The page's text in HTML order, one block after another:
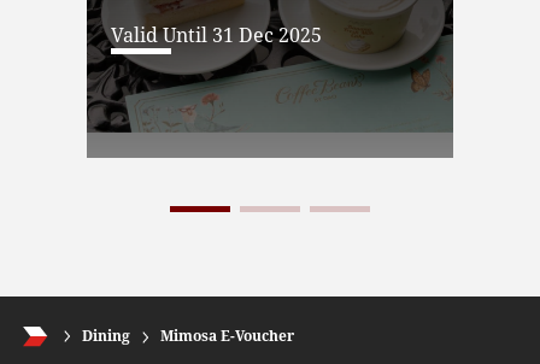
Valid Until 31 Dec 2025
Dining Mimosa E-Voucher